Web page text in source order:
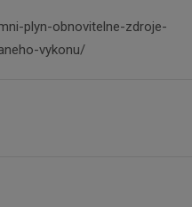
plyn-obnovitelne-zdroje-
vykonu/